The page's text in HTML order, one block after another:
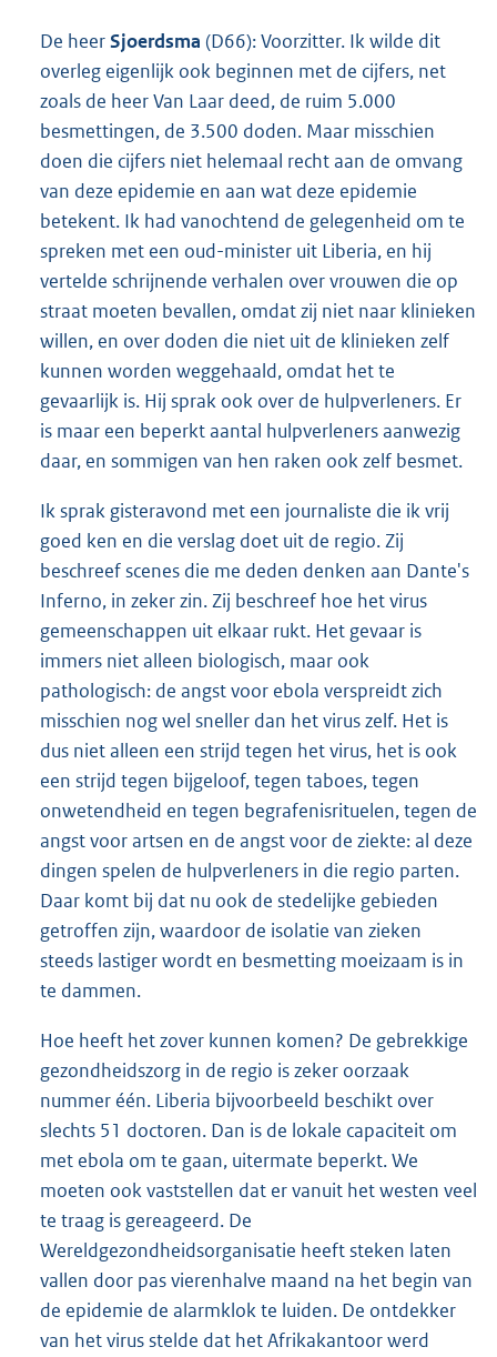
De heerSjoerdsma (D66): Voorzitter. Ik wilde dit
overleg eigenlijk ook beginnen met de cijfers, net
zoals de heer Van Laar deed, de ruim 5.000
besmettingen, de 3.500 doden. Maar misschien
doen die cijfers niet helemaal recht aan de omvang
van deze epidemie en aan wat deze epidemie
betekent. Ik had vanochtend de gelegenheid om te
spreken met een oud-minister uit Liberia, en hij
vertelde schrijnende verhalen over vrouwen die op
straat moeten bevallen, omdat zij niet naar klinieken
willen, en over doden die niet uit de klinieken zelf
kunnen worden weggehaald, omdat het te
gevaarlijk is. Hij sprak ook over de hulpverleners. Er
is maar een beperkt aantal hulpverleners aanwezig
daar, en sommigen van hen raken ook zelf besmet.
Ik sprak gisteravond met een journaliste die ik vrij
goed ken en die verslag doet uit de regio. Zij
beschreef scenes die me deden denken aan Dante's
Inferno, in zeker zin. Zij beschreef hoe het virus
gemeenschappen uit elkaar rukt. Het gevaar is
immers niet alleen biologisch, maar ook
pathologisch: de angst voor ebola verspreidt zich
misschien nog wel sneller dan het virus zelf. Het is
dus niet alleen een strijd tegen het virus, het is ook
een strijd tegen bijgeloof, tegen taboes, tegen
onwetendheid en tegen begrafenisrituelen, tegen de
angst voor artsen en de angst voor de ziekte: al deze
dingen spelen de hulpverleners in die regio parten.
Daar komt bij dat nu ook de stedelijke gebieden
getroffen zijn, waardoor de isolatie van zieken
steeds lastiger wordt en besmetting moeizaam is in
te dammen.
Hoe heeft het zover kunnen komen? De gebrekkige
gezondheidszorg in de regio is zeker oorzaak
nummer één. Liberia bijvoorbeeld beschikt over
slechts 51 doctoren. Dan is de lokale capaciteit om
met ebola om te gaan, uitermate beperkt. We
moeten ook vaststellen dat er vanuit het westen veel
te traag is gereageerd. De
Wereldgezondheidsorganisatie heeft steken laten
vallen door pas vierenhalve maand na het begin van
de epidemie de alarmklok te luiden. De ontdekker
van het virus stelde dat het Afrikakantoor werd